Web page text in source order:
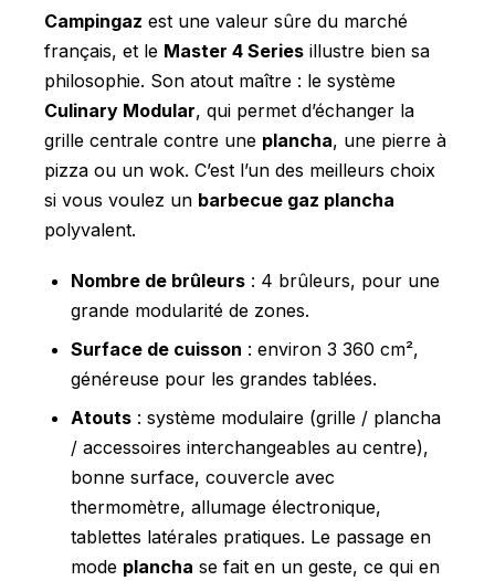
Campingaz est une valeur sûre du marché
français, et le Master 4 Series illustre bien sa
philosophie. Son atout maître : le système
Culinary Modular, qui permet d’échanger la
grille centrale contre une plancha, une pierre à
pizza ou un wok. C’est l’un des meilleurs choix
si vous voulez un barbecue gaz plancha
polyvalent.
Nombre de brûleurs : 4 brûleurs, pour une
grande modularité de zones.
Surface de cuisson : environ 3 360 cm²,
généreuse pour les grandes tablées.
Atouts : système modulaire (grille / plancha
/ accessoires interchangeables au centre),
bonne surface, couvercle avec
thermomètre, allumage électronique,
tablettes latérales pratiques. Le passage en
mode plancha se fait en un geste, ce qui en